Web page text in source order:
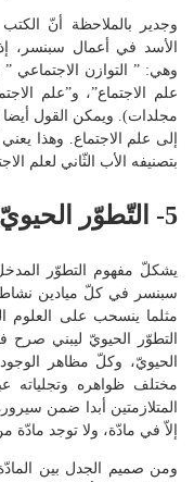
وجدير بالملاحظة أنّ
الأسد في أعمال سبنسر،
وهي: ” التوازن الاجتماعي ”
علم الاجتماع”، و”علم
مجلدات). ويمكن القول أيضا
إلى علم الاجتماع. وهذا
بتصنيفه الأب الثّاني لعلم
5- التّطوّر الحيويّ/ قانون الوجود:
يشكلّ مفهوم التطوّر
سبنسر في كلّ ميادين
مثلما ينسحب على العلوم
التطوّر الحيويّ ليبني صرح
الحيويّ، وكلّ مظاهر
مختلف ظواهره وتجلياته
المتلازمتين أبدا ضمن
إلاّ في مادّة، ولا توجد
ومن صميم الجدل بين المادّة